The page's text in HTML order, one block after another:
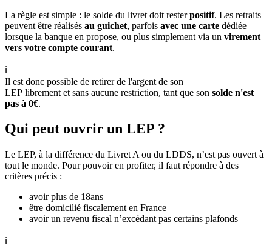
La règle est simple : le solde du livret doit resterpositif. Les retraits
peuvent être réalisés au guichet, parfois avec une carte dédiée
lorsque la banque en propose, ou plus simplement via un virement
vers votre compte courant.
ℹ️
Il est donc possible de retirer de l'argent de son
LEP librement et sans aucune restriction, tant que son solde n'est
pas à 0€.
Qui peut ouvrir un LEP ?
Le LEP, à la différence du Livret A ou du LDDS, n’est pas ouvert à
tout le monde. Pour pouvoir en profiter, il faut répondre à des
critères précis :
avoir plus de 18ans
être domicilié fiscalement en France
avoir un revenu fiscal n’excédant pas certains plafonds
ℹ️